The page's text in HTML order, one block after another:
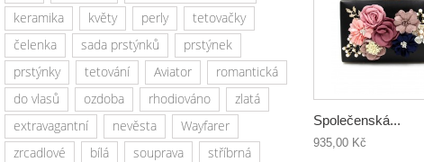
keramika
květy perly
tetovačky
čelenka
sada prstýnků
prstýnek
prstýnky
tetování Aviator
romantická
do vlasů
ozdoba rhodiováno
zlatá
extravagantní
nevěsta
Wayfarer
zrcadlové
bílá souprava
stříbrná
Společenská...
935,00 Kč